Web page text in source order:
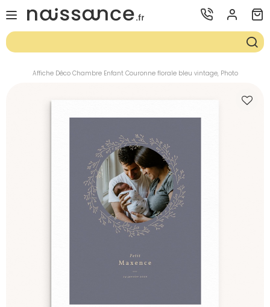
Affiche Déco Chambre Enfant Couronne florale bleu vintage, Photo